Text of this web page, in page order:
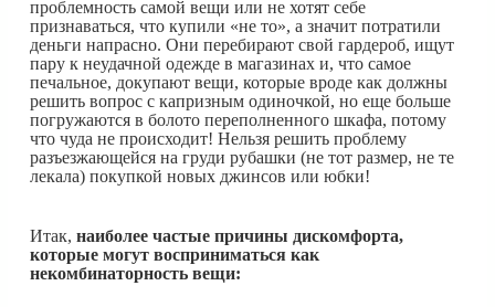
проблемность самой вещи или не хотят себе
признаваться, что купили «не то», а значит потратили
деньги напрасно. Они перебирают свой гардероб, ищут
пару к неудачной одежде в магазинах и, что самое
печальное, докупают вещи, которые вроде как должны
решить вопрос с капризным одиночкой, но еще больше
погружаются в болото переполненного шкафа, потому
что чуда не происходит! Нельзя решить проблему
разъезжающейся на груди рубашки (не тот размер, не те
лекала) покупкой новых джинсов или юбки!
Итак, наиболее частые причины дискомфорта,
которые могут восприниматься как
некомбинаторность вещи: